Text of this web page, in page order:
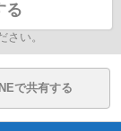
る
い。
で共有する